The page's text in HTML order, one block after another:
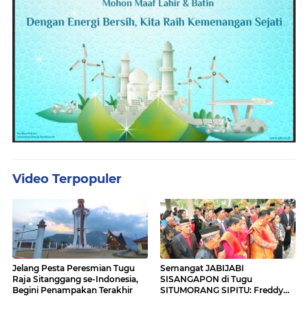
Video Terpopuler
Jelang Pesta Peresmian Tugu
Raja Sitanggang se-Indonesia,
Begini Penampakan Terakhir
Semangat JABIJABI
SISANGAPON di Tugu
SITUMORANG SIPITU: Freddy